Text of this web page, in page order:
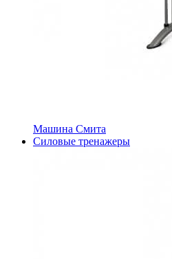
Машина Смита
Силовые тренажеры